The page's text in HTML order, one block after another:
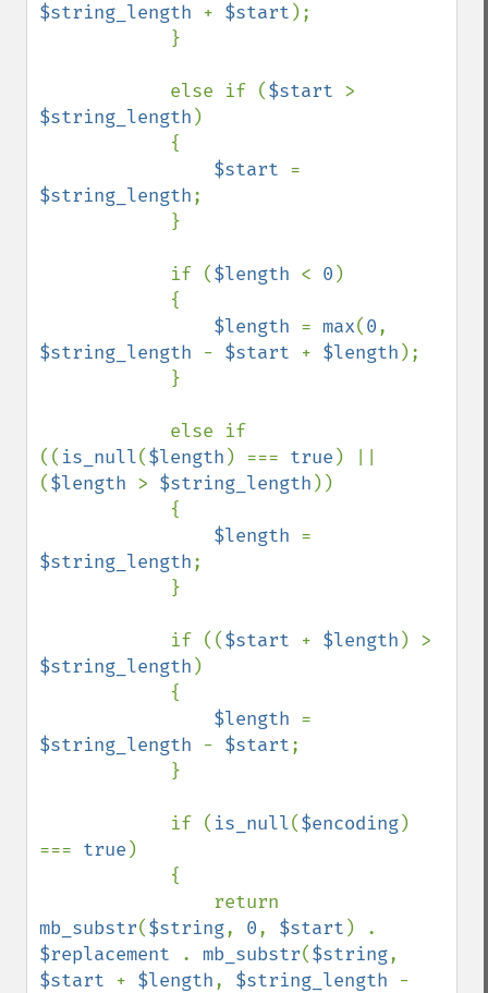
$string_length + $start );
            else if (
$start
$string_length )
$start
$string_length;
            if (
$length < 0 )
$length = max(0
$string_length - $start + $length );
(( is_null($length ) === true ) ||
($length > $string_length ))
$length
$string_length;
            if ((
$start + $length
$string_length )
$length
$string_length - $start;
            if (
is_null($encoding)
=== true )
mb_substr($string, 0, $start
$replacement
. mb_substr($string
$start + $length, $string_length